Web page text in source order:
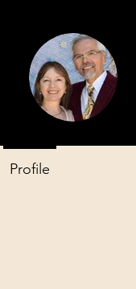
Profile